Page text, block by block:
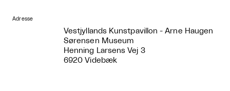
Adresse
Vestjyllands Kunstpavillon - Arne Haugen
Sørensen Museum
Henning Larsens Vej 3
6920 Videbæk